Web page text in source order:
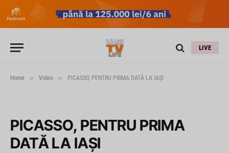
LIVE
Home » Video » PICASSO, PENTRU PRIMA DATĂ LA IAŞI
PICASSO, PENTRU PRIMA
DATĂ LA IAŞI